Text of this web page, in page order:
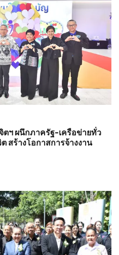
ตฯ ผนึกภาครัฐ-เครือข่ายทั่ว
สร้างโอกาสการจ้างงาน